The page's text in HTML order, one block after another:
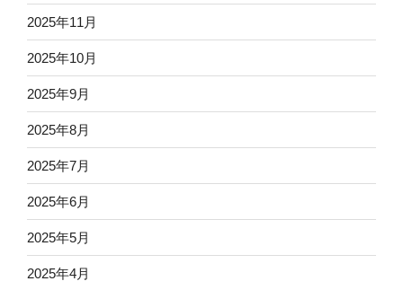
2025年11月
2025年10月
2025年9月
2025年8月
2025年7月
2025年6月
2025年5月
2025年4月